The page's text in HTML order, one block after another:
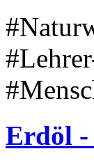
Erdöl -